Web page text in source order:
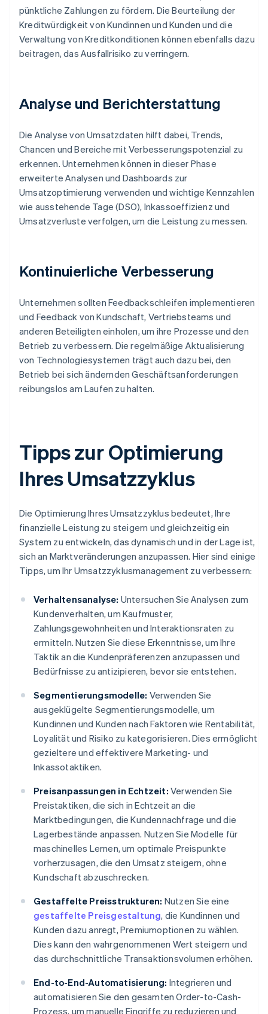
pünktliche Zahlungen zu fördern. Die Beurteilung der
Kreditwürdigkeit von Kundinnen und Kunden und die
Verwaltung von Kreditkonditionen können ebenfalls dazu
beitragen, das Ausfallrisiko zu verringern.
Analyse und Berichterstattung
Die Analyse von Umsatzdaten hilft dabei, Trends,
Chancen und Bereiche mit Verbesserungspotenzial zu
erkennen. Unternehmen können in dieser Phase
erweiterte Analysen und Dashboards zur
Umsatzoptimierung verwenden und wichtige Kennzahlen
wie ausstehende Tage (DSO), Inkassoeffizienz und
Umsatzverluste verfolgen, um die Leistung zu messen.
Kontinuierliche Verbesserung
Unternehmen sollten Feedbackschleifen implementieren
und Feedback von Kundschaft, Vertriebsteams und
anderen Beteiligten einholen, um ihre Prozesse und den
Betrieb zu verbessern. Die regelmäßige Aktualisierung
von Technologiesystemen trägt auch dazu bei, den
Betrieb bei sich ändernden Geschäftsanforderungen
reibungslos am Laufen zu halten.
Tipps zur Optimierung
Ihres Umsatzzyklus
Die Optimierung Ihres Umsatzzyklus bedeutet, Ihre
finanzielle Leistung zu steigern und gleichzeitig ein
System zu entwickeln, das dynamisch und in der Lage ist,
sich an Marktveränderungen anzupassen. Hier sind einige
Tipps, um Ihr Umsatzzyklusmanagement zu verbessern:
Verhaltensanalyse: Untersuchen Sie Analysen zum
Kundenverhalten, um Kaufmuster,
Zahlungsgewohnheiten und Interaktionsraten zu
ermitteln. Nutzen Sie diese Erkenntnisse, um Ihre
Taktik an die Kundenpräferenzen anzupassen und
Bedürfnisse zu antizipieren, bevor sie entstehen.
Segmentierungsmodelle: Verwenden Sie
ausgeklügelte Segmentierungsmodelle, um
Kundinnen und Kunden nach Faktoren wie Rentabilität,
Loyalität und Risiko zu kategorisieren. Dies ermöglicht
gezieltere und effektivere Marketing- und
Inkassotaktiken.
Preisanpassungen in Echtzeit: Verwenden Sie
Preistaktiken, die sich in Echtzeit an die
Marktbedingungen, die Kundennachfrage und die
Lagerbestände anpassen. Nutzen Sie Modelle für
maschinelles Lernen, um optimale Preispunkte
vorherzusagen, die den Umsatz steigern, ohne
Kundschaft abzuschrecken.
Gestaffelte Preisstrukturen: Nutzen Sie eine
gestaffelte Preisgestaltung, die Kundinnen und
Kunden dazu anregt, Premiumoptionen zu wählen.
Dies kann den wahrgenommenen Wert steigern und
das durchschnittliche Transaktionsvolumen erhöhen.
End-to-End-Automatisierung: Integrieren und
automatisieren Sie den gesamten Order-to-Cash-
Prozess, um manuelle Eingriffe zu reduzieren und